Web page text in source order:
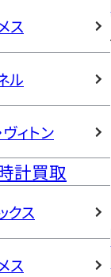
ス
ル
ヴィトン
計買取
クス
ス